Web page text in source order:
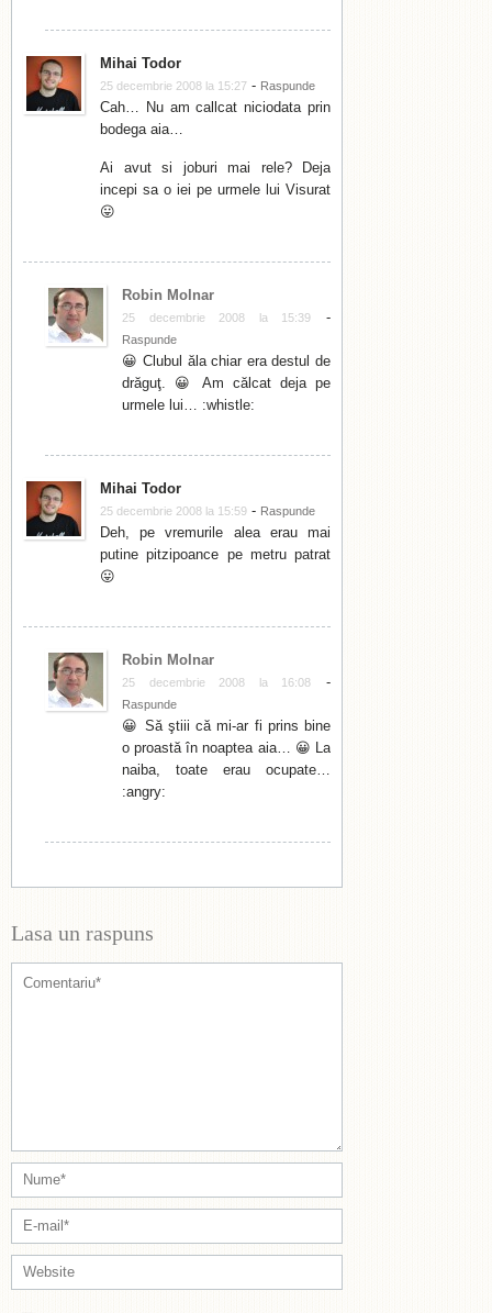
Mihai Todor
25 decembrie 2008 la 15:27 - Raspunde
Cah… Nu am callcat niciodata prin
bodega aia…
Ai avut si joburi mai rele? Deja
incepi sa o iei pe urmele lui Visurat
😛
Robin Molnar
25 decembrie 2008 la 15:39 -
Raspunde
😀 Clubul ăla chiar era destul de
drăguţ. 😀 Am călcat deja pe
urmele lui… :whistle:
Mihai Todor
25 decembrie 2008 la 15:59 - Raspunde
Deh, pe vremurile alea erau mai
putine pitzipoance pe metru patrat
😛
Robin Molnar
25 decembrie 2008 la 16:08 -
Raspunde
😀 Să ştiii că mi-ar fi prins bine
o proastă în noaptea aia… 😀 La
naiba, toate erau ocupate…
:angry:
Lasa un raspuns